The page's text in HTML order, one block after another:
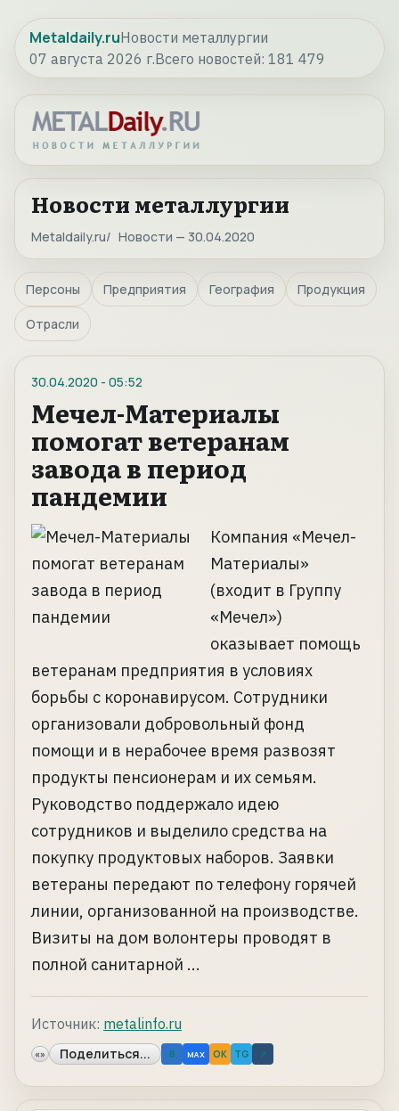
Metaldaily.ruНовости металлургии
07 августа 2026 г.Всего новостей: 181 479
Новости металлургии
Metaldaily.ru Новости — 30.04.2020
Персоны Предприятия География Продукция
Отрасли
30.04.2020 - 05:52
Мечел-Материалы
помогат ветеранам
завода в период
пандемии
Компания «Мечел-
Материалы»
(входит в Группу
«Мечел»)
оказывает помощь
ветеранам предприятия в условиях
борьбы с коронавирусом. Сотрудники
организовали добровольный фонд
помощи и в нерабочее время развозят
продукты пенсионерам и их семьям.
Руководство поддержало идею
сотрудников и выделило средства на
покупку продуктовых наборов. Заявки
ветераны передают по телефону горячей
линии, организованной на производстве.
Визиты на дом волонтеры проводят в
полной санитарной ...
Источник: metalinfo.ru
«» Поделиться... B MAX OK TG ↗